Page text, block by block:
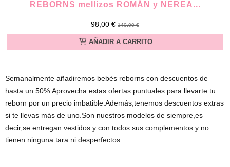
REBORNS mellizos ROMÁN y NEREA...
98,00 € 140,00 €
AÑADIR A CARRITO
Semanalmente añadiremos bebés reborns con descuentos de
hasta un 50%.Aprovecha estas ofertas puntuales para llevarte tu
reborn por un precio imbatible.Además,tenemos descuentos extras
si te llevas más de uno.Son nuestros modelos de siempre,es
decir,se entregan vestidos y con todos sus complementos y no
tienen ninguna tara ni desperfectos.